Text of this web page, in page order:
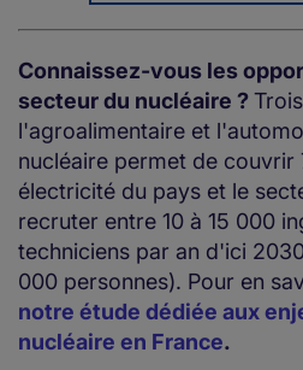
Connaissez-vous les
secteur du nucléaire ?
l'agroalimentaire et
nucléaire permet de couvrir
électricité du pays et le
recruter entre 10 à 15 000
techniciens par an d'ici
000 personnes). Pour en
notre étude dédiée aux
nucléaire en France.